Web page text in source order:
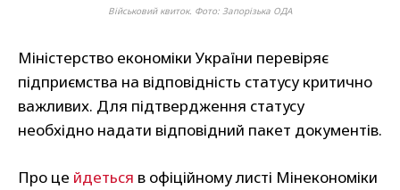
Військовий квиток. Фото: Запорізька ОДА
Міністерство економіки України перевіряє
підприємства на відповідність статусу критично
важливих. Для підтвердження статусу
необхідно надати відповідний пакет документів.
Про це йдеться в офіційному листі Мінекономіки